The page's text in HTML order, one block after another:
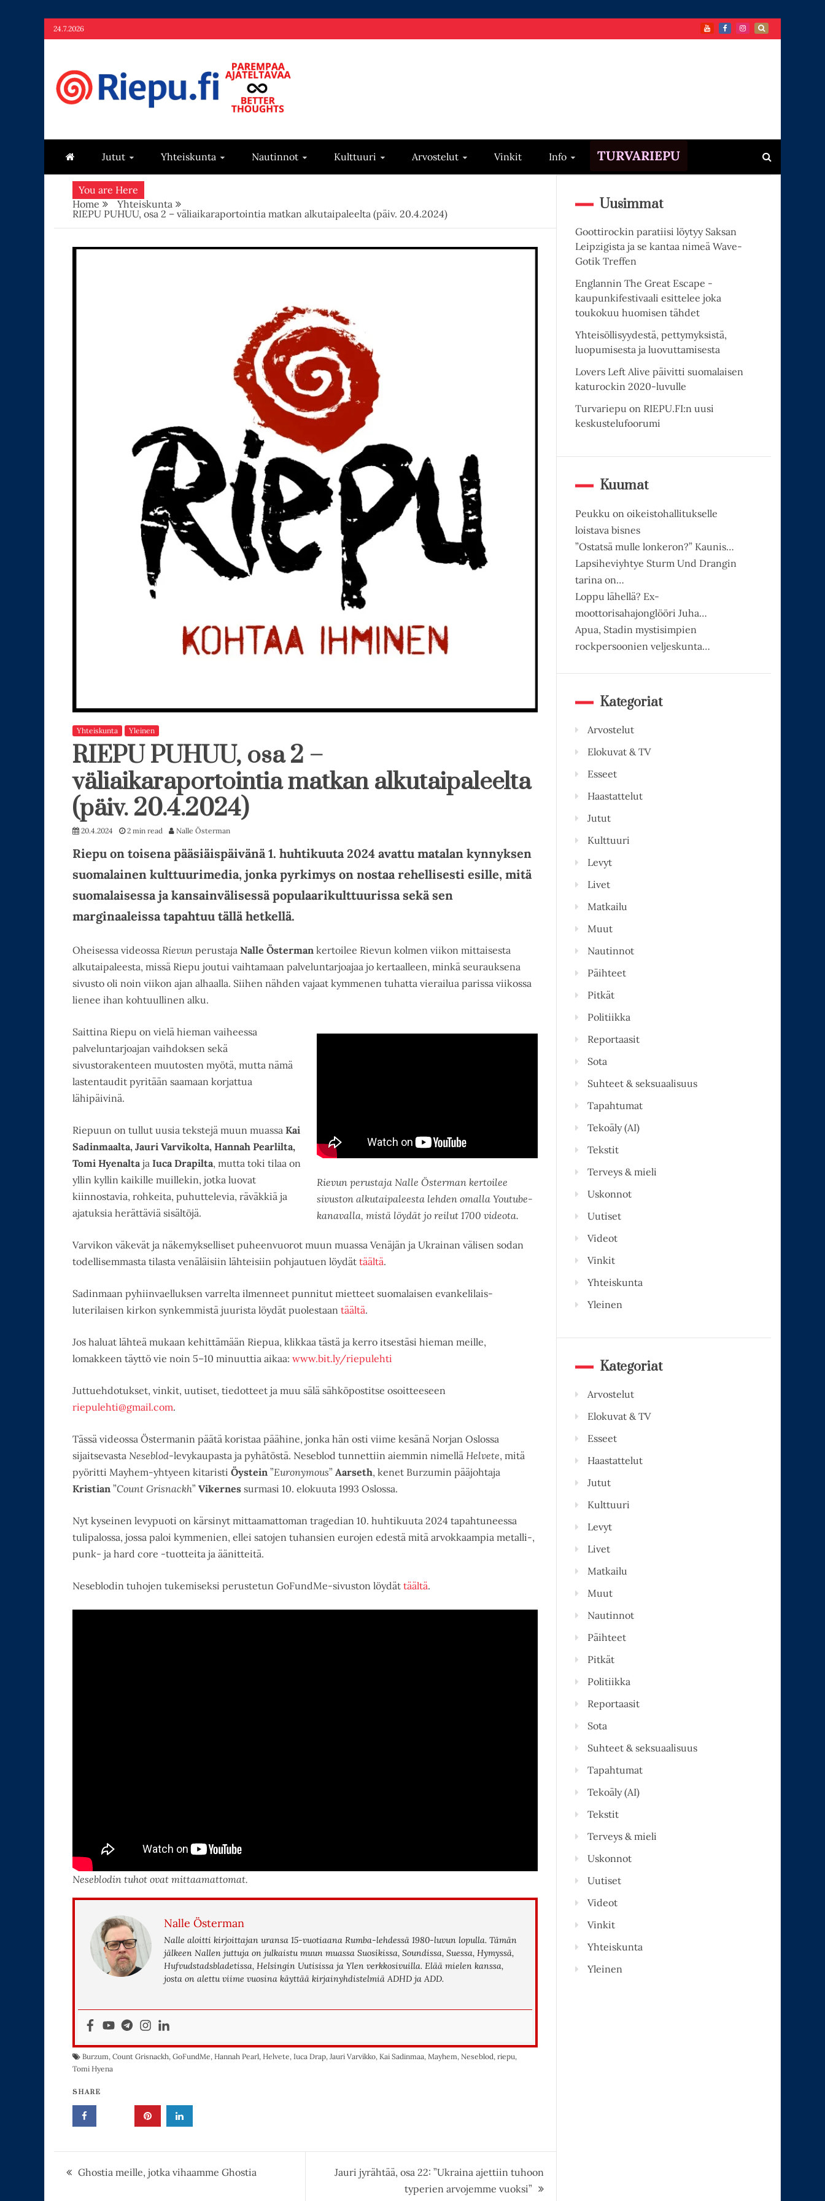
Skip
to
24.7.2026
Riepu.fi
Jutut Yhteiskunta Nautinnot Kulttuuri Arvostelut Vinkit Info TURVARIEPU
You are Here
Home
Yhteiskunta
RIEPU PUHUU, osa 2 – väliaikaraportointia matkan alkutaipaleelta (päiv. 20.4.2024)
Yhteiskunta Yleinen
RIEPU PUHUU, osa 2 –
väliaikaraportointia matkan alkutaipaleelta
(päiv. 20.4.2024)
20.4.2024 2 min read Nalle Österman
Riepu on toisena pääsiäispäivänä 1. huhtikuuta 2024 avattu matalan kynnyksen
suomalainen kulttuurimedia, jonka pyrkimys on nostaa rehellisesti esille, mitä
suomalaisessa ja kansainvälisessä populaarikulttuurissa sekä sen
marginaaleissa tapahtuu tällä hetkellä.
Oheisessa videossa Rievun perustaja Nalle Österman kertoilee Rievun kolmen viikon mittaisesta
alkutaipaleesta, missä Riepu joutui vaihtamaan palveluntarjoajaa jo kertaalleen, minkä seurauksena
sivusto oli noin viikon ajan alhaalla. Siihen nähden vajaat kymmenen tuhatta vierailua parissa viikossa
lienee ihan kohtuullinen alku.
Rievun perustaja Nalle Österman kertoilee
sivuston alkutaipaleesta lehden omalla Youtube-
kanavalla, mistä löydät jo reilut 1700 videota.
Saittina Riepu on vielä hieman vaiheessa
palveluntarjoajan vaihdoksen sekä
sivustorakenteen muutosten myötä, mutta nämä
lastentaudit pyritään saamaan korjattua
lähipäivinä.
Riepuun on tullut uusia tekstejä muun muassa Kai
Sadinmaalta, Jauri Varvikolta, Hannah Pearlilta,
Tomi Hyenalta ja Iuca Drapilta, mutta toki tilaa on
yllin kyllin kaikille muillekin, jotka luovat
kiinnostavia, rohkeita, puhuttelevia, räväkkiä ja
ajatuksia herättäviä sisältöjä.
Varvikon väkevät ja näkemykselliset puheenvuorot muun muassa Venäjän ja Ukrainan välisen sodan
todellisemmasta tilasta venäläisiin lähteisiin pohjautuen löydät täältä.
Sadinmaan pyhiinvaelluksen varrelta ilmenneet punnitut mietteet suomalaisen evankelilais-
luterilaisen kirkon synkemmistä juurista löydät puolestaan täältä.
Jos haluat lähteä mukaan kehittämään Riepua, klikkaa tästä ja kerro itsestäsi hieman meille,
lomakkeen täyttö vie noin 5–10 minuuttia aikaa: www.bit.ly/riepulehti
Juttuehdotukset, vinkit, uutiset, tiedotteet ja muu sälä sähköpostitse osoitteeseen
riepulehti@gmail.com.
Tässä videossa Östermanin päätä koristaa päähine, jonka hän osti viime kesänä Norjan Oslossa
sijaitsevasta Neseblod-levykaupasta ja pyhätöstä. Neseblod tunnettiin aiemmin nimellä Helvete, mitä
pyöritti Mayhem-yhtyeen kitaristi Öystein ”Euronymous” Aarseth, kenet Burzumin pääjohtaja
Kristian ”Count Grisnackh” Vikernes surmasi 10. elokuuta 1993 Oslossa.
Nyt kyseinen levypuoti on kärsinyt mittaamattoman tragedian 10. huhtikuuta 2024 tapahtuneessa
tulipalossa, jossa paloi kymmenien, ellei satojen tuhansien eurojen edestä mitä arvokkaampia metalli-,
punk- ja hard core -tuotteita ja äänitteitä.
Neseblodin tuhojen tukemiseksi perustetun GoFundMe-sivuston löydät täältä.
Neseblodin tuhot ovat mittaamattomat.
Nalle Österman
Nalle aloitti kirjoittajan uransa 15-vuotiaana Rumba-lehdessä 1980-luvun lopulla. Tämän
jälkeen Nallen juttuja on julkaistu muun muassa Suosikissa, Soundissa, Suessa, Hymyssä,
Hufvudstadsbladetissa, Helsingin Uutisissa ja Ylen verkkosivuilla. Elää mielen kanssa,
josta on alettu viime vuosina käyttää kirjainyhdistelmiä ADHD ja ADD.
Burzum, Count Grisnackh, GoFundMe, Hannah Pearl, Helvete, Iuca Drap, Jauri Varvikko, Kai Sadinmaa, Mayhem, Neseblod, riepu,
Tomi Hyena
SHARE
Artikkelien
Ghostia meille, jotka vihaamme Ghostia
Jauri jyrähtää, osa 22: ”Ukraina ajettiin tuhoon
typerien arvojemme vuoksi”
Uusimmat
Goottirockin paratiisi löytyy Saksan
Leipzigista ja se kantaa nimeä Wave-
Gotik Treffen
Englannin The Great Escape -
kaupunkifestivaali esittelee joka
toukokuu huomisen tähdet
Yhteisöllisyydestä, pettymyksistä,
luopumisesta ja luovuttamisesta
Lovers Left Alive päivitti suomalaisen
katurockin 2020-luvulle
Turvariepu on RIEPU.FI:n uusi
keskustelufoorumi
Kuumat
Peukku on oikeistohallitukselle
loistava bisnes
”Ostatsä mulle lonkeron?” Kaunis…
Lapsiheviyhtye Sturm Und Drangin
tarina on…
Loppu lähellä? Ex-
moottorisahajonglööri Juha…
Apua, Stadin mystisimpien
rockpersoonien veljeskunta…
Kategoriat
Arvostelut
Elokuvat & TV
Esseet
Haastattelut
Jutut
Kulttuuri
Levyt
Livet
Matkailu
Muut
Nautinnot
Päihteet
Pitkät
Politiikka
Reportaasit
Sota
Suhteet & seksuaalisuus
Tapahtumat
Tekoäly (AI)
Tekstit
Terveys & mieli
Uskonnot
Uutiset
Videot
Vinkit
Yhteiskunta
Yleinen
Kategoriat
Arvostelut
Elokuvat & TV
Esseet
Haastattelut
Jutut
Kulttuuri
Levyt
Livet
Matkailu
Muut
Nautinnot
Päihteet
Pitkät
Politiikka
Reportaasit
Sota
Suhteet & seksuaalisuus
Tapahtumat
Tekoäly (AI)
Tekstit
Terveys & mieli
Uskonnot
Uutiset
Videot
Vinkit
Yhteiskunta
Yleinen